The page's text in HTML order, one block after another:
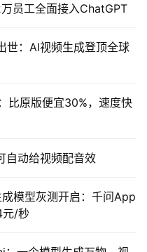
员工全面接入ChatGPT
世：AI视频生成登顶全球
比原版便宜30%，速度快
自动给视频配音效
模型灰测开启：千问App
元/秒